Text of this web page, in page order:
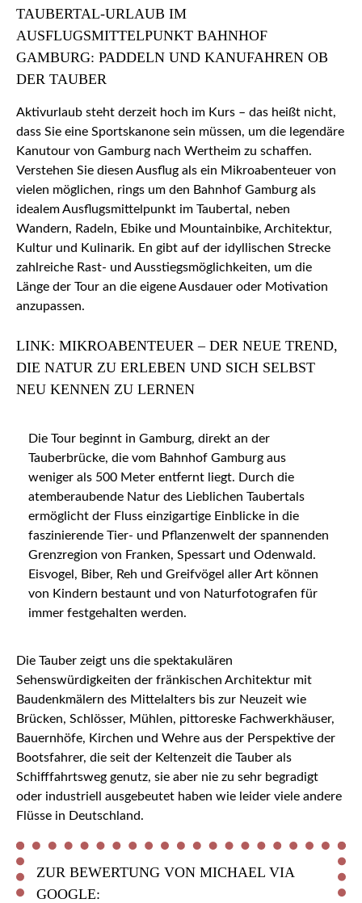
TAUBERTAL-URLAUB IM
AUSFLUGSMITTELPUNKT BAHNHOF
GAMBURG: PADDELN UND KANUFAHREN OB
DER TAUBER
Aktivurlaub steht derzeit hoch im Kurs – das heißt nicht,
dass Sie eine Sportskanone sein müssen, um die legendäre
Kanutour von Gamburg nach Wertheim zu schaffen.
Verstehen Sie diesen Ausflug als ein Mikroabenteuer von
vielen möglichen, rings um den Bahnhof Gamburg als
idealem Ausflugsmittelpunkt im Taubertal, neben
Wandern, Radeln, Ebike und Mountainbike, Architektur,
Kultur und Kulinarik. En gibt auf der idyllischen Strecke
zahlreiche Rast- und Ausstiegsmöglichkeiten, um die
Länge der Tour an die eigene Ausdauer oder Motivation
anzupassen.
LINK: MIKROABENTEUER – DER NEUE TREND,
DIE NATUR ZU ERLEBEN UND SICH SELBST
NEU KENNEN ZU LERNEN
Die Tour beginnt in Gamburg, direkt an der
Tauberbrücke, die vom Bahnhof Gamburg aus
weniger als 500 Meter entfernt liegt. Durch die
atemberaubende Natur des Lieblichen Taubertals
ermöglicht der Fluss einzigartige Einblicke in die
faszinierende Tier- und Pflanzenwelt der spannenden
Grenzregion von Franken, Spessart und Odenwald.
Eisvogel, Biber, Reh und Greifvögel aller Art können
von Kindern bestaunt und von Naturfotografen für
immer festgehalten werden.
Die Tauber zeigt uns die spektakulären
Sehenswürdigkeiten der fränkischen Architektur mit
Baudenkmälern des Mittelalters bis zur Neuzeit wie
Brücken, Schlösser, Mühlen, pittoreske Fachwerkhäuser,
Bauernhöfe, Kirchen und Wehre aus der Perspektive der
Bootsfahrer, die seit der Keltenzeit die Tauber als
Schifffahrtsweg genutz, sie aber nie zu sehr begradigt
oder industriell ausgebeutet haben wie leider viele andere
Flüsse in Deutschland.
ZUR BEWERTUNG VON MICHAEL VIA
GOOGLE: